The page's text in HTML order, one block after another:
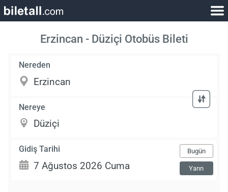
Erzincan - Düziçi Otobüs Bileti
Nereden
Nereye
Gidiş Tarihi Bugün
Yarın